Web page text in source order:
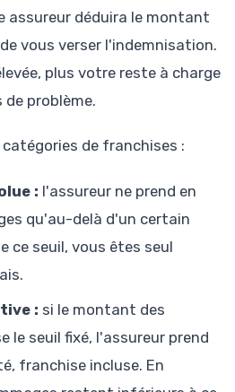
assureur déduira le montant
vous verser l'indemnisation.
plus votre reste à charge
problème.
de franchises :
: l'assureur ne prend en
qu'au-delà d'un certain
ce seuil, vous êtes seul
: si le montant des
le seuil fixé, l'assureur prend
franchise incluse. En